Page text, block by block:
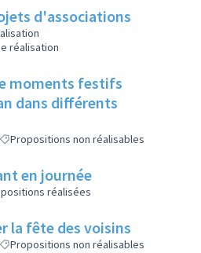
d'associations
réalisation
moments festifs
dans différents
Propositions non réalisables
en journée
réalisées
la fête des voisins
Propositions non réalisables